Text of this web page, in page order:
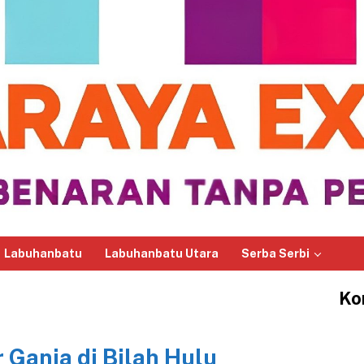
Labuhanbatu Labuhanbatu Utara Serba Serbi
di Bilah Hulu